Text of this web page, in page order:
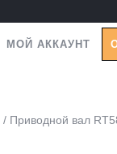
МОЙ АККАУНТ
/ Приводной вал